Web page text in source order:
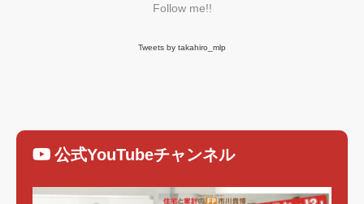
Follow me!!
Tweets by takahiro_mlp
公式YouTubeチャンネル